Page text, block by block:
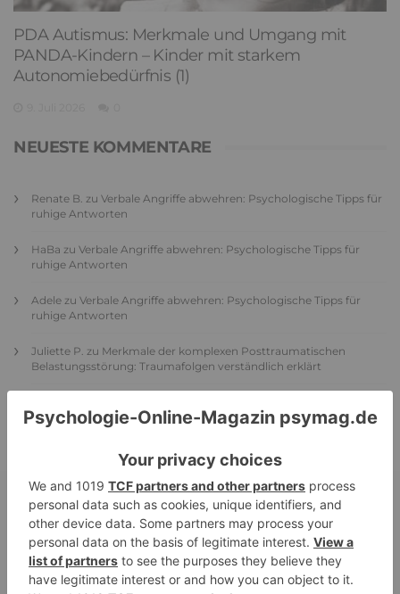
PDA Autismus: Merkmale und Umgang mit
PANDA-Kindern – Kinder mit starkem
Autonomiebedürfnis (1)
NEUESTE KOMMENTARE
Renate B. zu Verbale Angriffe abwehren: Psychologische Tipps für
ruhige Antworten
HaBa zu Verbale Angriffe abwehren: Psychologische Tipps für
ruhige Antworten
Adele zu Verbale Angriffe abwehren: Psychologische Tipps für
ruhige Antworten
Juliette P. zu Merkmale der komplexen Posttraumatischen
Belastungsstörung: Traumafolgen verständlich erklärt
vermutlich aus – Narzisstisch geprägte Kindheit (1)
DIE BELIEBTESTEN ARTIKEL